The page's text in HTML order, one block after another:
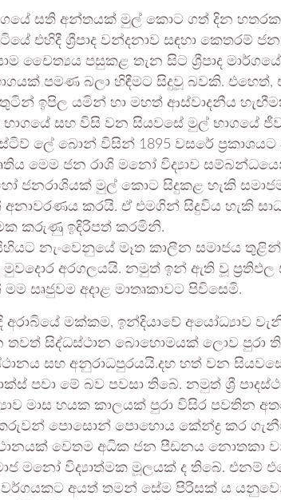
සති අන්තයක් මුල් කොට ගත් දින හතරක
එහිදී ශ්‍රීපාද වන්දනාව සඳහා කෙතරම්
චෛත්‍යය පසුකළ තැන සිට ශ්‍රීපාද
පමණ බලා හිඳීමට සිදුවූ බවකි.
ඉපිල යමින් හා මහත් ආස්වාදනීය
සහ විසි වන සියවසේ මුල් භාගයේ
ලේ බොන් විසින් 1895 වසරේ ප්‍රකාශයට
කෘතිය මෙම ජන රාශි මනෝ විද්‍යාව
ජනරාශියක් මුල් කොට සිදුකළ හැකි
කරයි. ඒ එමගින් සිදුවිය හැකි
කරුණු ඉදිරිපත් කරමිනි.
නැංවෙනුයේ මෑත කාලීන සමාජය
මුවදොර අරගලයයි. නමුත් ඉන් ඇති වූ
සෘජුවම අදාළ මාතෘකාවට පිවිසෙමි.
මක්කම, ඉන්දියාවේ අයෝධ්‍යාව
සිද්ධස්ථාන බොහොමයක් ලොව පුරා
සහ අනුරාධපුරයයි.දහ හත් වන
පවා මේ බව පවසා තිබේ. නමුත් ශ්‍රී
මාස හයක කාලයක් පුරා විසිර පවතින
පොසොන් පොහොය කේන්ද්‍ර කර
වෙතම අධික ජන පීඩනය නොතකා
මනෝ විද්‍යාත්මක මූලයක් ද තිබේ. එනම්
වර්ගයකට අයත් තමන් සේම පිරිසක් ය